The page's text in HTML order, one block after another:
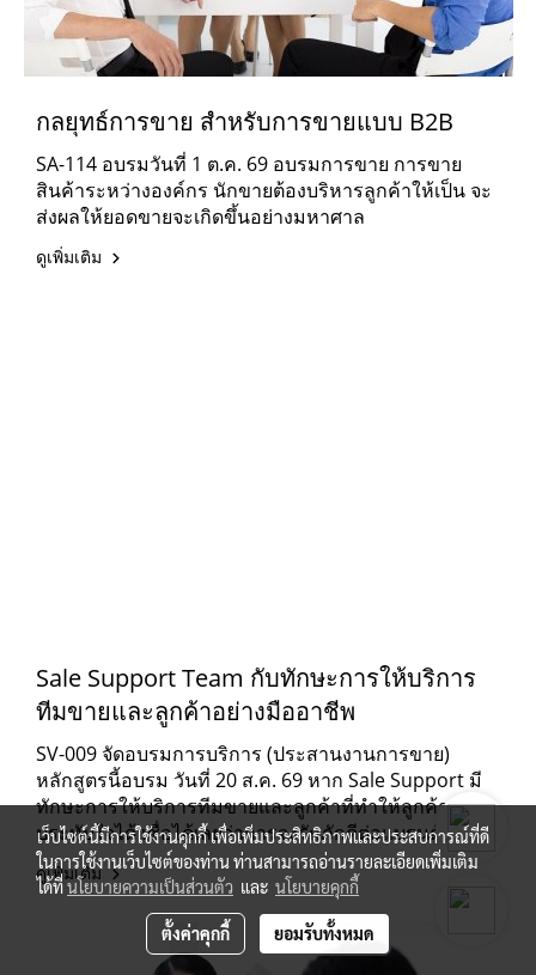
กลยุทธ์การขาย สำหรับการขายแบบ B2B
SA-114 อบรมวันที่ 1 ต.ค. 69 อบรมการขาย การขาย
สินค้าระหว่างองค์กร นักขายต้องบริหารลูกค้าให้เป็น จะ
ส่งผลให้ยอดขายจะเกิดขึ้นอย่างมหาศาล
ดูเพิ่มเติม
Sale Support Team กับทักษะการให้บริการ
ทีมขายและลูกค้าอย่างมืออาชีพ
SV-009 จัดอบรมการบริการ (ประสานงานการขาย)
หลักสูตรนี้อบรม วันที่ 20 ส.ค. 69 หาก Sale Support มี
ทักษะการให้บริการทีมขายและลูกค้าที่ทำให้ลูกค้า
ประทับใจได้ เชื่อได้เลยว่าการจงรักภักดีต่อแบรนด์ และ
การขายฐานลูกค้าจะเกิดขึ้นได้อย่างง่ายๆ และไม่ต้อง
เหนื่อยเลย
ดูเพิ่มเติม
เว็บไซต์นี้มีการใช้งานคุกกี้ เพื่อเพิ่มประสิทธิภาพและประสบการณ์ที่ดี
ในการใช้งานเว็บไซต์ของท่าน ท่านสามารถอ่านรายละเอียดเพิ่มเติม
ได้ที่นโยบายความเป็นส่วนตัว และ นโยบายคุกกี้
ตั้งค่าคุกกี้ ยอมรับทั้งหมด